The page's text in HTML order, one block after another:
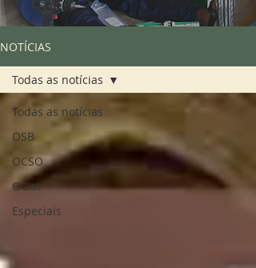
NOTÍCIAS
Todas as notícias
OSB
OCSO
OCist
Especiais
Todas as notícias